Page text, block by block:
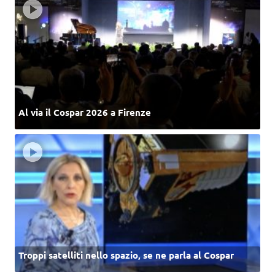
Al via il Cospar 2026 a Firenze
Troppi satelliti nello spazio, se ne parla al Cospar